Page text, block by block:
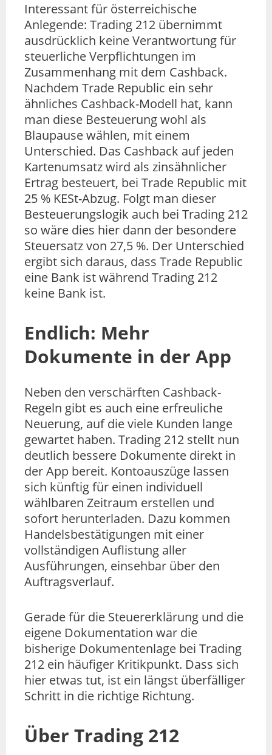
Interessant für österreichische
Anlegende: Trading 212 übernimmt
ausdrücklich keine Verantwortung für
steuerliche Verpflichtungen im
Zusammenhang mit dem Cashback.
Nachdem Trade Republic ein sehr
ähnliches Cashback-Modell hat, kann
man diese Besteuerung wohl als
Blaupause wählen, mit einem
Unterschied. Das Cashback auf jeden
Kartenumsatz wird als zinsähnlicher
Ertrag besteuert, bei Trade Republic mit
25 % KESt-Abzug. Folgt man dieser
Besteuerungslogik auch bei Trading 212
so wäre dies hier dann der besondere
Steuersatz von 27,5 %. Der Unterschied
ergibt sich daraus, dass Trade Republic
eine Bank ist während Trading 212
keine Bank ist.
Endlich: Mehr
Dokumente in der App
Neben den verschärften Cashback-
Regeln gibt es auch eine erfreuliche
Neuerung, auf die viele Kunden lange
gewartet haben. Trading 212 stellt nun
deutlich bessere Dokumente direkt in
der App bereit. Kontoauszüge lassen
sich künftig für einen individuell
wählbaren Zeitraum erstellen und
sofort herunterladen. Dazu kommen
Handelsbestätigungen mit einer
vollständigen Auflistung aller
Ausführungen, einsehbar über den
Auftragsverlauf.
Gerade für die Steuererklärung und die
eigene Dokumentation war die
bisherige Dokumentenlage bei Trading
212 ein häufiger Kritikpunkt. Dass sich
hier etwas tut, ist ein längst überfälliger
Schritt in die richtige Richtung.
Über Trading 212